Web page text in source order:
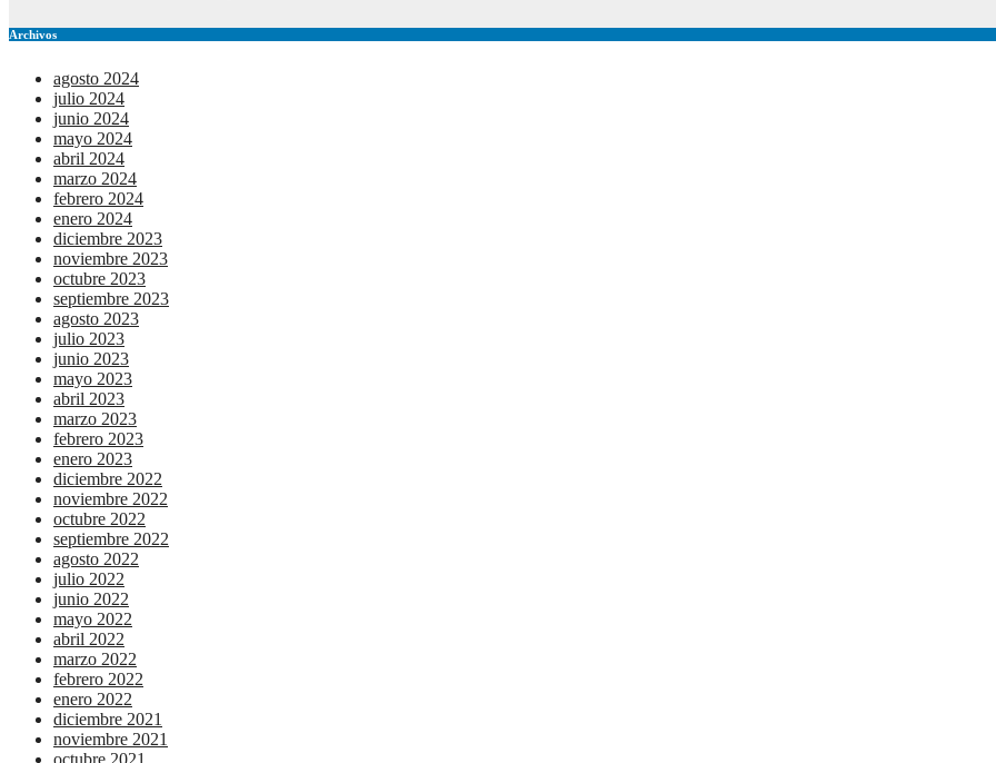
Archivos
agosto 2024
julio 2024
junio 2024
mayo 2024
abril 2024
marzo 2024
febrero 2024
enero 2024
diciembre 2023
noviembre 2023
octubre 2023
septiembre 2023
agosto 2023
julio 2023
junio 2023
mayo 2023
abril 2023
marzo 2023
febrero 2023
enero 2023
diciembre 2022
noviembre 2022
octubre 2022
septiembre 2022
agosto 2022
julio 2022
junio 2022
mayo 2022
abril 2022
marzo 2022
febrero 2022
enero 2022
diciembre 2021
noviembre 2021
octubre 2021